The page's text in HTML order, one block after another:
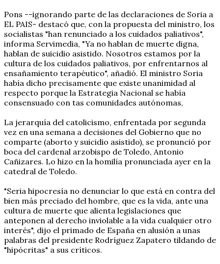
Pons --ignorando parte de las declaraciones de Soria a
EL PAIS- destacó que, con la propuesta del ministro, los
socialistas "han renunciado a los cuidados paliativos",
informa Servimedia, "Ya no hablan de muerte digna,
hablan de suicidio asistido. Nosotros estamos por la
cultura de los cuidados paliativos, por enfrentarnos al
ensañamiento terapéutico", añadió. El ministro Soria
había dicho precisamente que existe unanimidad al
respecto porque la Estrategia Nacional se había
consensuado con tas comunidades autónomas,
La jerarquía del catolicismo, enfrentada por segunda
vez en una semana a decisiones del Gobierno que no
comparte (aborto y suicidio asistido), se pronunció por
boca del cardenal arzobispo de Toledo, Antonio
Cañizares. Lo hizo en la homilía pronunciada ayer en la
catedral de Toledo.
"Seria hipocresía no denunciar lo que está en contra del
bien más preciado del hombre, que es la vida, ante una
cultura de muerte que alienta legislaciones que
anteponen al derecho inviolable a la vida cualquier otro
interés", dijo el primado de España en alusión a unas
palabras del presidente Rodríguez Zapatero tildando de
"hipócritas" a sus críticos.